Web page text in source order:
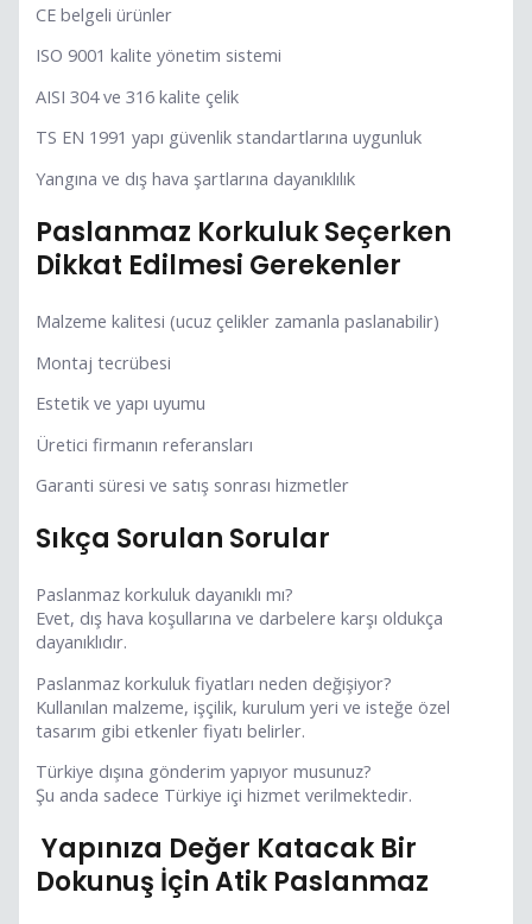
CE belgeli ürünler
ISO 9001 kalite yönetim sistemi
AISI 304 ve 316 kalite çelik
TS EN 1991 yapı güvenlik standartlarına uygunluk
Yangına ve dış hava şartlarına dayanıklılık
Paslanmaz Korkuluk Seçerken
Dikkat Edilmesi Gerekenler
Malzeme kalitesi (ucuz çelikler zamanla paslanabilir)
Montaj tecrübesi
Estetik ve yapı uyumu
Üretici firmanın referansları
Garanti süresi ve satış sonrası hizmetler
Sıkça Sorulan Sorular
Paslanmaz korkuluk dayanıklı mı?
Evet, dış hava koşullarına ve darbelere karşı oldukça
dayanıklıdır.
Paslanmaz korkuluk fiyatları neden değişiyor?
Kullanılan malzeme, işçilik, kurulum yeri ve isteğe özel
tasarım gibi etkenler fiyatı belirler.
Türkiye dışına gönderim yapıyor musunuz?
Şu anda sadece Türkiye içi hizmet verilmektedir.
Yapınıza Değer Katacak Bir
Dokunuş İçin Atik Paslanmaz